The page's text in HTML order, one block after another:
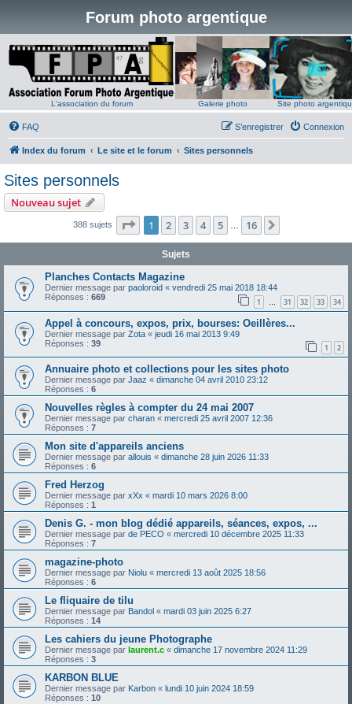
Forum photo argentique
L'association du forum Galerie photo Site photo
FAQ Connexion
S’enregistrer
Index du forum Le site et le forum Sites personnels
Sites personnels
Nouveau sujet
388 sujets Page 1sur16
1 2 3 4 5 16
Sujets
Planches Contacts Magazine
Dernier message par paoloroid « vendredi 25 mai 2018 18:44
Réponses : 669 1 … 31 32 33 34
Appel à concours, expos, prix, bourses: Oeillères...
Dernier message par Zota « jeudi 16 mai 2013 9:49
Réponses : 39 1 2
Annuaire photo et collections pour les sites photo
Dernier message par Jaaz « dimanche 04 avril 2010 23:12
Réponses : 6
Nouvelles règles à compter du 24 mai 2007
Dernier message par charan « mercredi 25 avril 2007 12:36
Réponses : 7
Mon site d'appareils anciens
Dernier message par allouis « dimanche 28 juin 2026 11:33
Réponses : 6
Fred Herzog
Dernier message par xXx « mardi 10 mars 2026 8:00
Réponses : 1
Denis G. - mon blog dédié appareils, séances, expos, ...
Dernier message par de PECO « mercredi 10 décembre 2025 11:33
Réponses : 7
magazine-photo
Dernier message par Niolu « mercredi 13 août 2025 18:56
Réponses : 6
Le fliquaire de tilu
Dernier message par Bandol « mardi 03 juin 2025 6:27
Réponses : 14
Les cahiers du jeune Photographe
Dernier message par laurent.c « dimanche 17 novembre 2024 11:29
Réponses : 3
KARBON BLUE
Dernier message par Karbon « lundi 10 juin 2024 18:59
Réponses : 10